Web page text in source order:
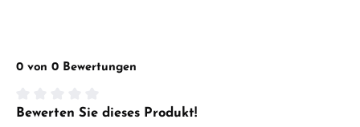
0 von 0 Bewertungen
Durchschnittliche Bewertung von 0 von 5 Sternen
Bewerten Sie dieses Produkt!